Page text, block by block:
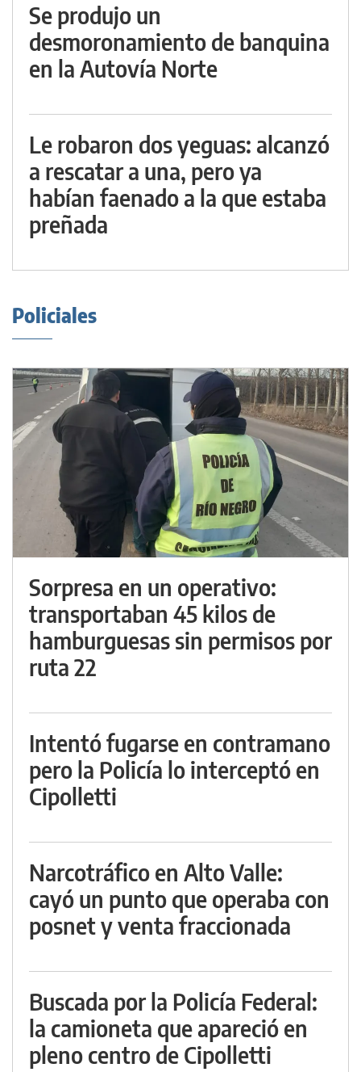
Se produjo un
desmoronamiento de banquina
en la Autovía Norte
Le robaron dos yeguas: alcanzó
a rescatar a una, pero ya
habían faenado a la que estaba
preñada
Policiales
Sorpresa en un operativo:
transportaban 45 kilos de
hamburguesas sin permisos por
ruta 22
Intentó fugarse en contramano
pero la Policía lo interceptó en
Cipolletti
Narcotráfico en Alto Valle:
cayó un punto que operaba con
posnet y venta fraccionada
Buscada por la Policía Federal:
la camioneta que apareció en
pleno centro de Cipolletti